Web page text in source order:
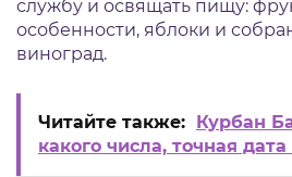
службу и освящать пищу:
особенности, яблоки и
виноград.
Читайте также:
Курбан
какого числа, точная